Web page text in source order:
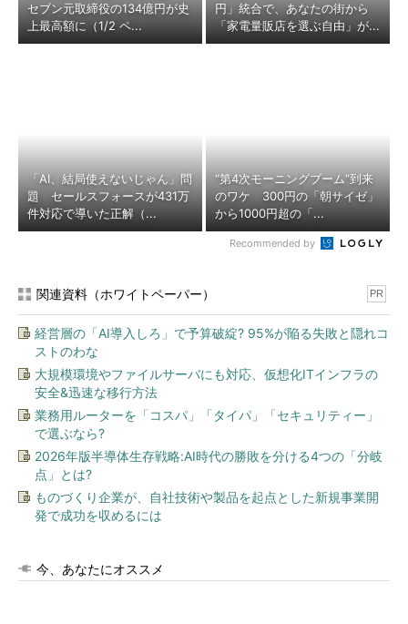
セブン元取締役の134億円が史
上最高額に（1/2 ペ...
円」統合で、あなたの街から
「家電量販店を選ぶ自由」が...
「AI、結局使えないじゃん」問
題 セールスフォースが431万
件対応で導いた正解（...
“第4次モーニングブーム”到来
のワケ 300円の「朝サイゼ」
から1000円超の「...
Recommended by
関連資料（ホワイトペーパー） PR
経営層の「AI導入しろ」で予算破綻? 95%が陥る失敗と隠れコ
ストのわな
大規模環境やファイルサーバにも対応、仮想化ITインフラの
安全&迅速な移行方法
業務用ルーターを「コスパ」「タイパ」「セキュリティー」
で選ぶなら?
2026年版半導体生存戦略:AI時代の勝敗を分ける4つの「分岐
点」とは?
ものづくり企業が、自社技術や製品を起点とした新規事業開
発で成功を収めるには
今、あなたにオススメ